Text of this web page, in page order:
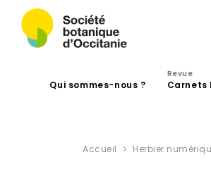
Qui sommes-nous ?
Revue
Carnets
Accueil Herbier